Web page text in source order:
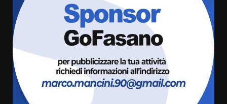
La magia del Minareto e la prima
assoluta de “L’Albergo
Belvedere. Il rapimento”
6 Agosto 2026 06:15
“I Contestatori: Musica di
Rivoluzione”: nuovo
appuntamento con “Fasano in
Banda”